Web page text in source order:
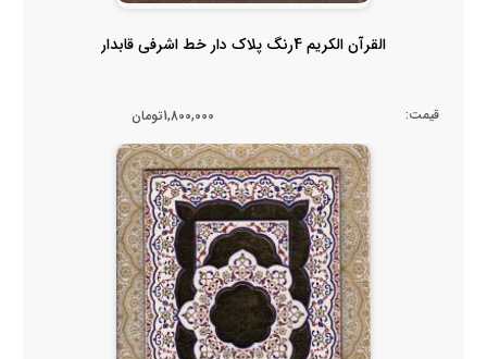
القرآن الکریم 4رنگ پلاک دار خط اشرفی قابدار
قیمت: 1,800,000تومان